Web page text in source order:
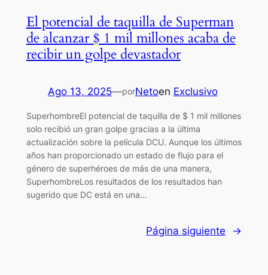
El potencial de taquilla de Superman
de alcanzar $ 1 mil millones acaba de
recibir un golpe devastador
Ago 13, 2025—porNetoen Exclusivo
SuperhombreEl potencial de taquilla de $ 1 mil millones
solo recibió un gran golpe gracias a la última
actualización sobre la película DCU. Aunque los últimos
años han proporcionado un estado de flujo para el
género de superhéroes de más de una manera,
SuperhombreLos resultados de los resultados han
sugerido que DC está en una…
Página siguiente →